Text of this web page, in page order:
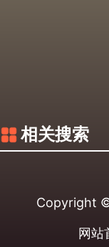
相关搜索
Copyright
网站